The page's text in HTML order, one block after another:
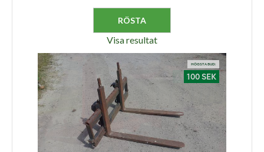
Visa resultat